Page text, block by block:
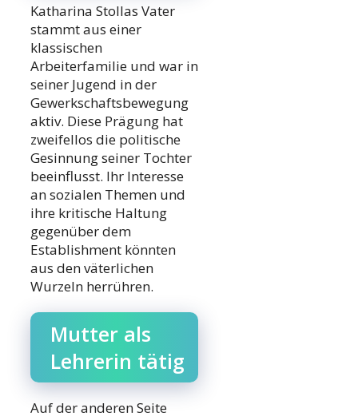
Katharina Stollas Vater
stammt aus einer
klassischen
Arbeiterfamilie und war in
seiner Jugend in der
Gewerkschaftsbewegung
aktiv. Diese Prägung hat
zweifellos die politische
Gesinnung seiner Tochter
beeinflusst. Ihr Interesse
an sozialen Themen und
ihre kritische Haltung
gegenüber dem
Establishment könnten
aus den väterlichen
Wurzeln herrühren.
Mutter als
Lehrerin tätig
Auf der anderen Seite